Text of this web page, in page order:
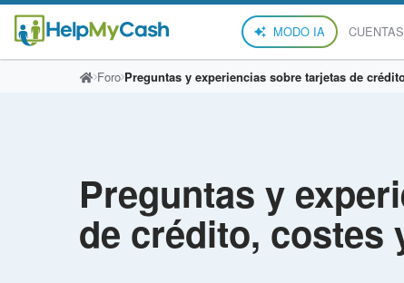
MODO IA CUENTAS
Foro Preguntas y experiencias sobre tarjetas de
Preguntas y
de crédito, costes